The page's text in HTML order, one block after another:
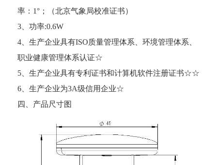
率：1°；（北京气象局校准证书）
3、功率:0.6W
4、生产企业具有ISO质量管理体系、环境管理体系、
职业健康管理体系认证☆
5、生产企业具有专利证书和计算机软件注册证书☆☆
6、生产企业为3A级信用企业☆
四、产品尺寸图